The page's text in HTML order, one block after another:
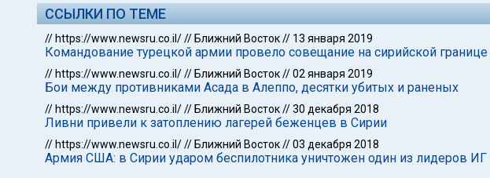
ССЫЛКИ ПО ТЕМЕ
// https://www.newsru.co.il/// Ближний Восток// 13 января 2019
Командование турецкой армии провело совещание на сирийской границе
// https://www.newsru.co.il/// Ближний Восток//02 января 2019
Бои между противниками Асада в Алеппо, десятки убитых и раненых
// https://www.newsru.co.il/// Ближний Восток//30 декабря 2018
Ливни привели к затоплению лагерей беженцев в Сирии
// https://www.newsru.co.il/// Ближний Восток//03 декабря 2018
Армия США: в Сирии ударом беспилотника уничтожен один из лидеров ИГ